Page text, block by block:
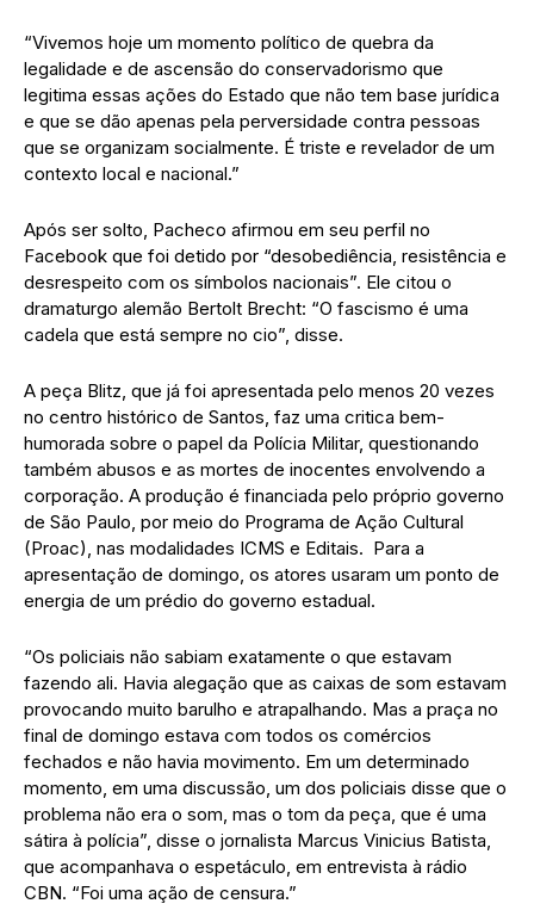
“Vivemos hoje um momento político de quebra da
legalidade e de ascensão do conservadorismo que
legitima essas ações do Estado que não tem base jurídica
e que se dão apenas pela perversidade contra pessoas
que se organizam socialmente. É triste e revelador de um
contexto local e nacional.”
Após ser solto, Pacheco afirmou em seu perfil no
Facebook que foi detido por “desobediência, resistência e
desrespeito com os símbolos nacionais”. Ele citou o
dramaturgo alemão Bertolt Brecht: “O fascismo é uma
cadela que está sempre no cio”, disse.
A peça Blitz, que já foi apresentada pelo menos 20 vezes
no centro histórico de Santos, faz uma critica bem-
humorada sobre o papel da Polícia Militar, questionando
também abusos e as mortes de inocentes envolvendo a
corporação. A produção é financiada pelo próprio governo
de São Paulo, por meio do Programa de Ação Cultural
(Proac), nas modalidades ICMS e Editais. Para a
apresentação de domingo, os atores usaram um ponto de
energia de um prédio do governo estadual.
“Os policiais não sabiam exatamente o que estavam
fazendo ali. Havia alegação que as caixas de som estavam
provocando muito barulho e atrapalhando. Mas a praça no
final de domingo estava com todos os comércios
fechados e não havia movimento. Em um determinado
momento, em uma discussão, um dos policiais disse que o
problema não era o som, mas o tom da peça, que é uma
sátira à polícia”, disse o jornalista Marcus Vinicius Batista,
que acompanhava o espetáculo, em entrevista à rádio
CBN. “Foi uma ação de censura.”